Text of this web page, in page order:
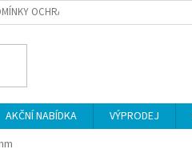
OCHRANY OSOBNÍCH ÚDAJŮ
AKČNÍ NABÍDKA VÝPRODEJ